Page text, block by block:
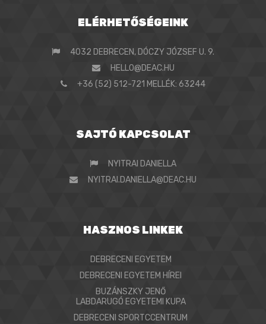
ELÉRHETŐSÉGEINK
4032 DEBRECEN, DÓCZY JÓZSEF U. 9.
HELLO@DEAC.HU
+36 (52) 512-721 MELLÉK: 63244
SAJTÓ KAPCSOLAT
NYITRAI DANIELLA
NYITRAI.DANIELLA@DEAC.HU
HASZNOS LINKEK
DEBRECENI EGYETEM
DEBRECENI EGYETEM HÍREI
BUZÁNSZKY JENŐ
LABDARUGÓ EGYETEMI KUPA
DEBRECENI SPORTCCENTRUM